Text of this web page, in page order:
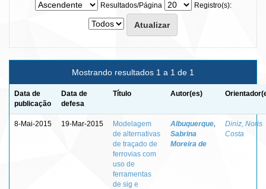
Resultados/Página
Registro(s):
Mostrando resultados 1 a 1 de 1
Data de
publicação
Data de
defesa
Título Autor(es)
8-Mai-2015 19-Mar-2015
Modelagem
de alternativas
de traçado de
ferrovias com
uso de
ferramentas
de sig e
Albuquerque,
Sabrina
Moreira de
Diniz, Noris
Costa